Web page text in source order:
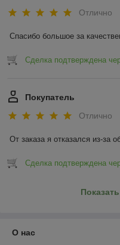
Отлично
Спасибо большое за
Сделка подтверждена
Покупатель
Отлично
От заказа я отказался из-за
Сделка подтверждена
О нас